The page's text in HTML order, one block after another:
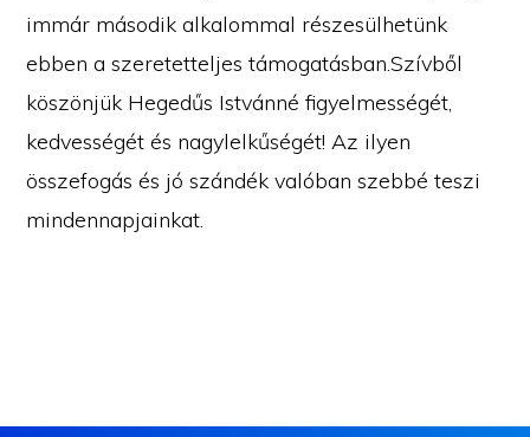
immár második alkalommal részesülhetünk
ebben a szeretetteljes támogatásban.Szívből
köszönjük Hegedűs Istvánné figyelmességét,
kedvességét és nagylelkűségét! Az ilyen
összefogás és jó szándék valóban szebbé teszi
mindennapjainkat.